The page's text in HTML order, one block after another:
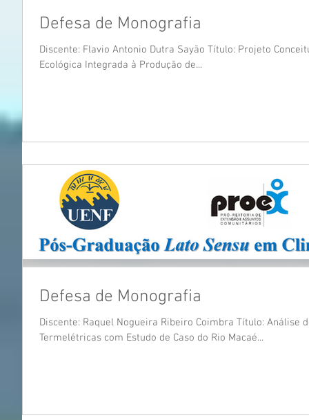
Defesa de Monografia
Discente: Flavio Antonio Dutra Sayão Título: Projeto
Ecológica Integrada à Produção de...
Defesa de Monografia
Discente: Raquel Nogueira Ribeiro Coimbra Título: Análise
Termelétricas com Estudo de Caso do Rio Macaé...